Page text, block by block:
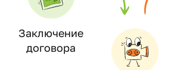
Заключение
договора